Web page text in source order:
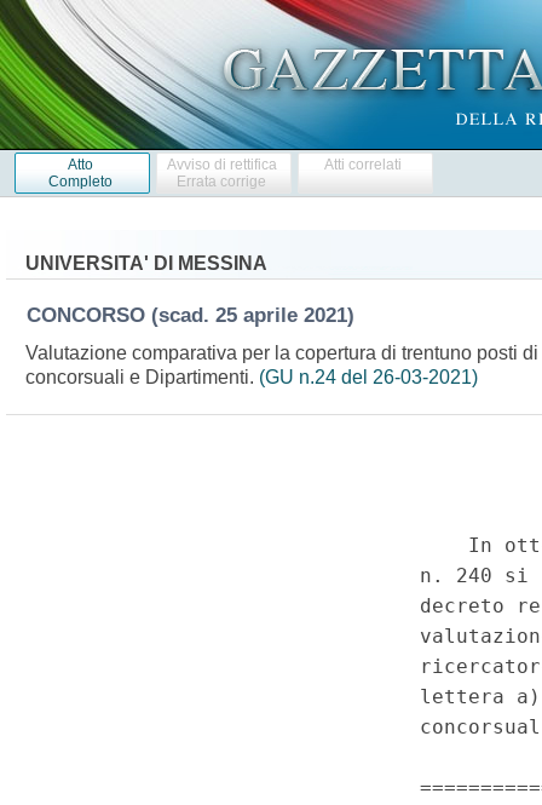
Atto
Completo
Avviso di rettifica
Errata corrige
Atti correlati
UNIVERSITA' DI MESSINA
CONCORSO (scad. 25 aprile 2021)
Valutazione comparativa per la copertura di trentuno posti
concorsuali e Dipartimenti. (GU n.24 del 26-03-2021)